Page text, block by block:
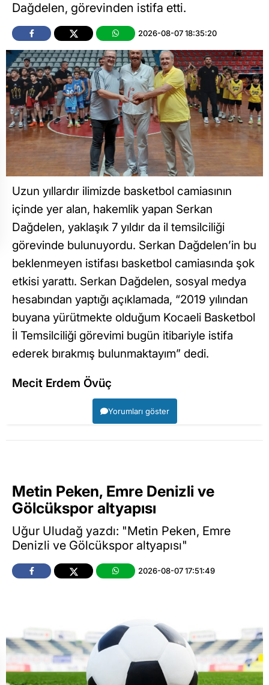
Dağdelen, görevinden istifa etti.
2026-08-07 18:35:20
Uzun yıllardır ilimizde basketbol camiasının
içinde yer alan, hakemlik yapan Serkan
Dağdelen, yaklaşık 7 yıldır da il temsilciliği
görevinde bulunuyordu. Serkan Dağdelen’in bu
beklenmeyen istifası basketbol camiasında şok
etkisi yarattı. Serkan Dağdelen, sosyal medya
hesabından yaptığı açıklamada, “2019 yılından
buyana yürütmekte olduğum Kocaeli Basketbol
İl Temsilciliği görevimi bugün itibariyle istifa
ederek bırakmış bulunmaktayım” dedi.
Mecit Erdem Övüç
Yorumları göster
Metin Peken, Emre Denizli ve
Gölcükspor altyapısı
Uğur Uludağ yazdı: "Metin Peken, Emre
Denizli ve Gölcükspor altyapısı"
2026-08-07 17:51:49